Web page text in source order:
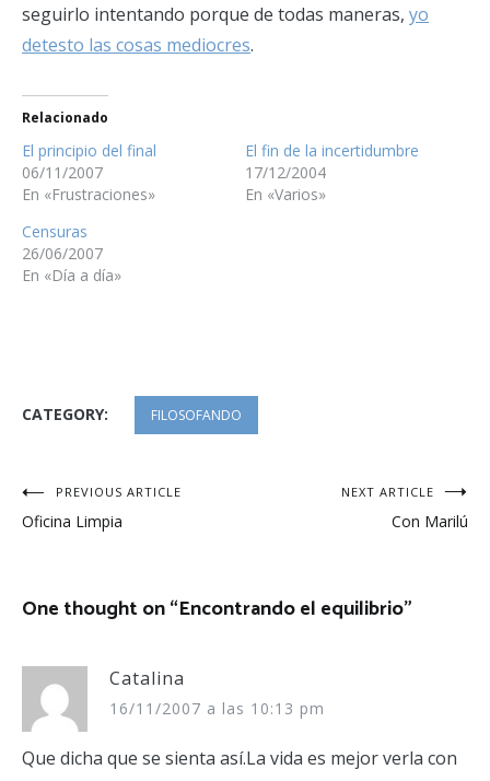
seguirlo intentando porque de todas maneras, yo
detesto las cosas mediocres.
Relacionado
El principio del final
06/11/2007
En «Frustraciones»
El fin de la incertidumbre
17/12/2004
En «Varios»
Censuras
26/06/2007
En «Día a día»
CATEGORY: FILOSOFANDO
Navegación
de
PREVIOUS ARTICLE
Oficina Limpia
NEXT ARTICLE
Con Marilú
One thought on “Encontrando el equilibrio”
Catalina
16/11/2007 a las 10:13 pm
Que dicha que se sienta así.La vida es mejor verla con